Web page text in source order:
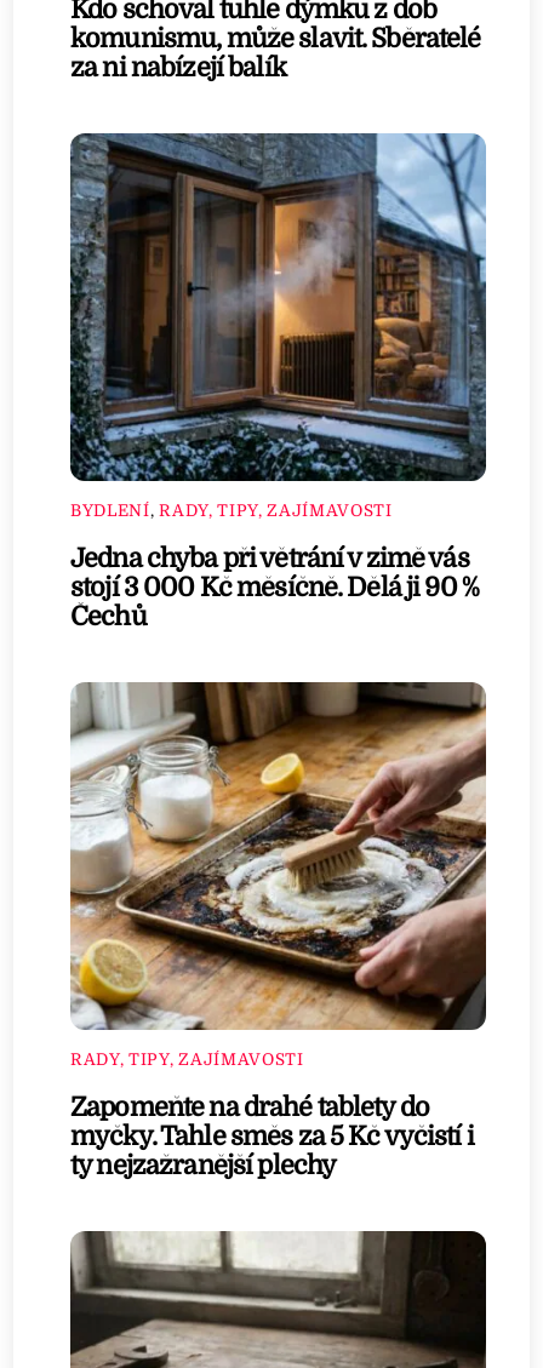
Kdo schoval tuhle dýmku z dob
komunismu, může slavit. Sběratelé
za ni nabízejí balík
BYDLENÍ,RADY, TIPY, ZAJÍMAVOSTI
Jedna chyba při větrání v zimě vás
stojí 3 000 Kč měsíčně. Dělá ji 90 %
Čechů
RADY, TIPY, ZAJÍMAVOSTI
Zapomeňte na drahé tablety do
myčky. Tahle směs za 5 Kč vyčistí i
ty nejzažranější plechy